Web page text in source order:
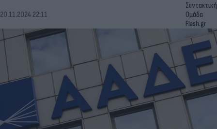
20.11.2024 22:11
Συντακτική
Ομάδα
Flash.gr